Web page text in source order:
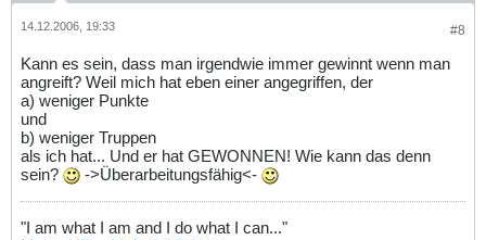
#8
14.12.2006, 19:33
Kann es sein, dass man irgendwie immer gewinnt wenn man
angreift? Weil mich hat eben einer angegriffen, der
a) weniger Punkte
und
b) weniger Truppen
als ich hat... Und er hat GEWONNEN! Wie kann das denn
sein?
->Überarbeitungsfähig<-
"I am what I am and I do what I can..."